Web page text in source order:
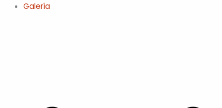
Galería